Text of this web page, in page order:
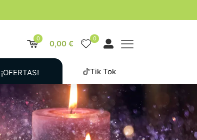
0
0,00 €
0
¡OFERTAS! Tik Tok